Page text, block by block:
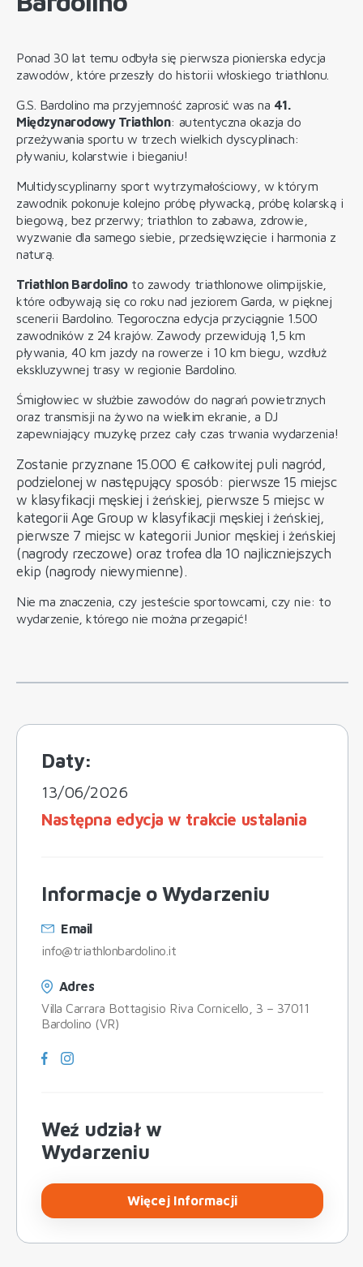
Ponad 30 lat temu odbyła się pierwsza pionierska edycja
zawodów, które przeszły do historii włoskiego triathlonu.
G.S. Bardolino ma przyjemność zaprosić was na 41.
Międzynarodowy Triathlon: autentyczna okazja do
przeżywania sportu w trzech wielkich dyscyplinach:
pływaniu, kolarstwie i bieganiu!
Multidyscyplinarny sport wytrzymałościowy, w którym
zawodnik pokonuje kolejno próbę pływacką, próbę kolarską i
biegową, bez przerwy; triathlon to zabawa, zdrowie,
wyzwanie dla samego siebie, przedsięwzięcie i harmonia z
naturą.
Triathlon Bardolinoto zawody triathlonowe olimpijskie,
które odbywają się co roku nad jeziorem Garda, w pięknej
scenerii Bardolino. Tegoroczna edycja przyciągnie 1.500
zawodników z 24 krajów. Zawody przewidują 1,5 km
pływania, 40 km jazdy na rowerze i 10 km biegu, wzdłuż
ekskluzywnej trasy w regionie Bardolino.
Śmigłowiec w służbie zawodów do nagrań powietrznych
oraz transmisji na żywo na wielkim ekranie, a DJ
zapewniający muzykę przez cały czas trwania wydarzenia!
Zostanie przyznane 15.000 € całkowitej puli nagród,
podzielonej w następujący sposób: pierwsze 15 miejsc
w klasyfikacji męskiej i żeńskiej, pierwsze 5 miejsc w
kategorii Age Group w klasyfikacji męskiej i żeńskiej,
pierwsze 7 miejsc w kategorii Junior męskiej i żeńskiej
(nagrody rzeczowe) oraz trofea dla 10 najliczniejszych
ekip (nagrody niewymienne).
Nie ma znaczenia, czy jesteście sportowcami, czy nie: to
wydarzenie, którego nie można przegapić!
Daty:
13/06/2026
Następna edycja w trakcie ustalania
Informacje o Wydarzeniu
Email
info@triathlonbardolino.it
Adres
Villa Carrara Bottagisio Riva Cornicello, 3 – 37011
Bardolino (VR)
Weź udział w
Wydarzeniu
Więcej Informacji